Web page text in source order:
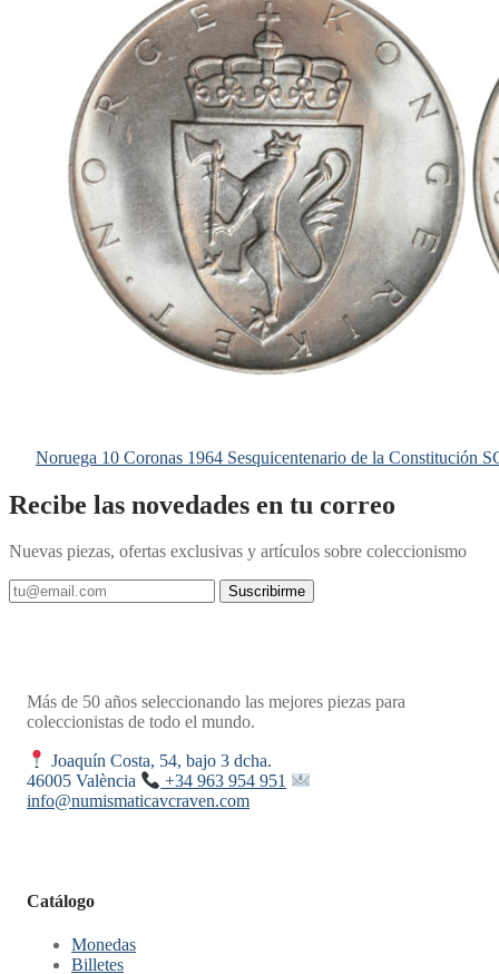
Noruega 10 Coronas 1964 Sesquicentenario de la Constitución
Recibe las novedades en tu correo
Nuevas piezas, ofertas exclusivas y artículos sobre coleccionismo
Suscribirme
Más de 50 años seleccionando las mejores piezas para
coleccionistas de todo el mundo.
Joaquín Costa, 54, bajo 3 dcha.
46005 València
+34 963 954 951
info@numismaticavcraven.com
Catálogo
Monedas
Billetes